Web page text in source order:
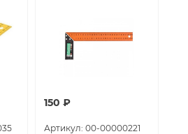
150 ₽
Артикул: 00-00000221